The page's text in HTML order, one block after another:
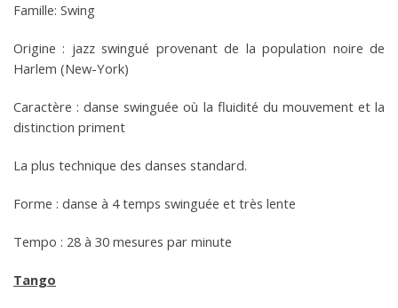
Famille: Swing
Origine : jazz swingué provenant de la population noire de
Harlem (New-York)
Caractère : danse swinguée où la fluidité du mouvement et la
distinction priment
La plus technique des danses standard.
Forme : danse à 4 temps swinguée et très lente
Tempo : 28 à 30 mesures par minute
Tango